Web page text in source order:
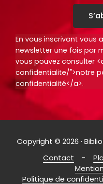
En vous inscrivant vous
newsletter une fois par
vous pouvez consulter
confidentialite/">notre
confidentialité</a>.
Copyright © 2026 ·
Contact
Politique de